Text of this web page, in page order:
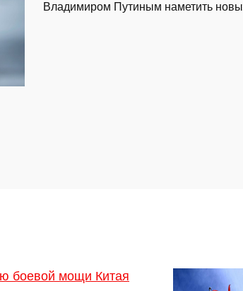
Владимиром Путиным наметить
боевой мощи Китая